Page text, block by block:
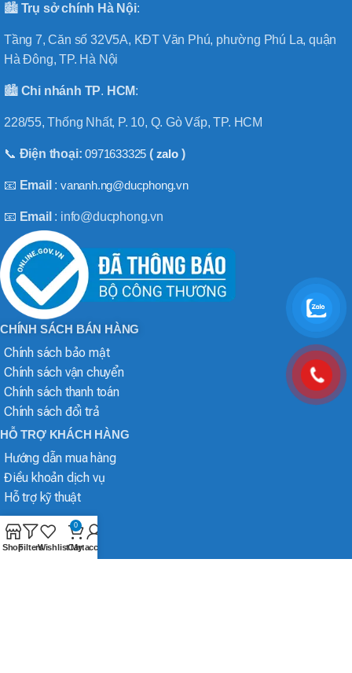
🏙️ Trụ sở chính Hà Nội:
Tầng 7, Căn số 32V5A, KĐT Văn Phú, phường Phú La, quận
Hà Đông, TP. Hà Nội
🏙️ Chi nhánh TP. HCM:
228/55, Thống Nhất, P. 10, Q. Gò Vấp, TP. HCM
📞 Điện thoại:0971633325 ( zalo)
📧 Email :vananh.ng@ducphong.vn
📧 Email : info@ducphong.vn
CHÍNH SÁCH BÁN HÀNG
Chính sách bảo mật
Chính sách vận chuyển
Chính sách thanh toán
Chính sách đổi trả
HỖ TRỢ KHÁCH HÀNG
Hướng dẫn mua hàng
Điều khoản dịch vụ
Hỗ trợ kỹ thuật
ShopFiltersWishlist
0
Cart
My account